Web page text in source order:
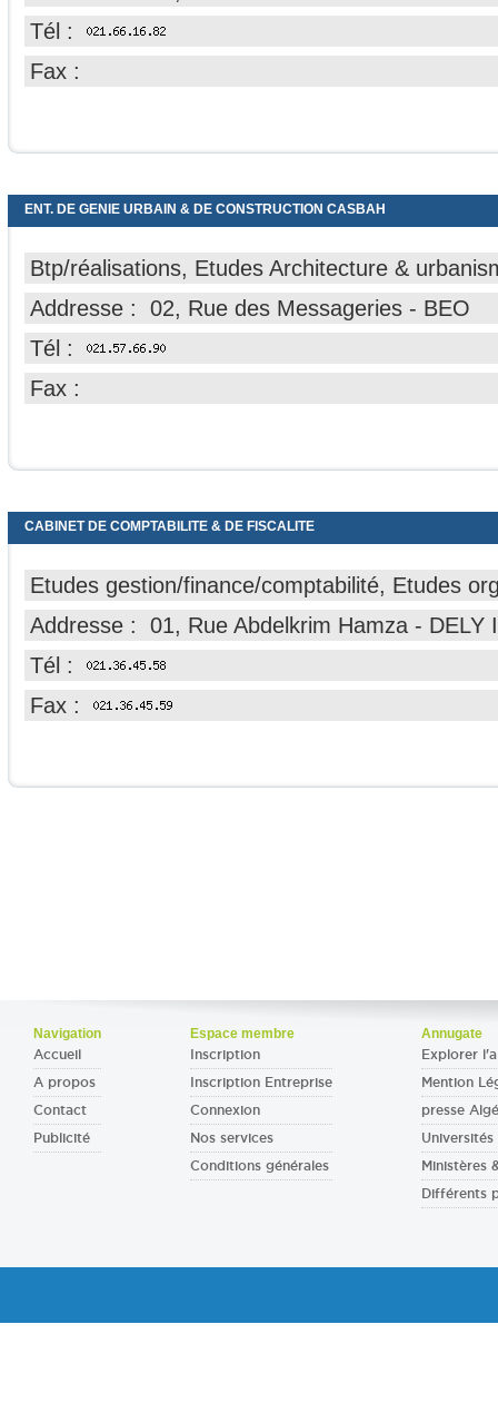
Tél :
Fax :
ENT. DE GENIE URBAIN & DE CONSTRUCTION CASBAH
Btp/réalisations, Etudes Architecture &
Addresse : 02, Rue des Messageries - BEO
Tél :
Fax :
CABINET DE COMPTABILITE & DE FISCALITE
Etudes gestion/finance/comptabilité, Etudes
Addresse : 01, Rue Abdelkrim Hamza - DELY
Tél :
Fax :
Navigation
Accueil
A propos
Contact
Publicité
Espace membre
Inscription
Inscription Entreprise
Connexion
Nos services
Conditions générales
Annugate
Explorer
Mention
presse
Ministères
Différents